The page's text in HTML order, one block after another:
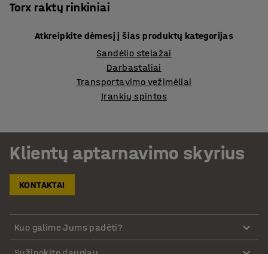
Torx raktų rinkiniai
Atkreipkite dėmesį į šias produktų kategorijas
Sandėlio stelažai
Darbastaliai
Transportavimo vežimėliai
Įrankių spintos
Klientų aptarnavimo skyrius
KONTAKTAI
Kuo galime Jums padėti?